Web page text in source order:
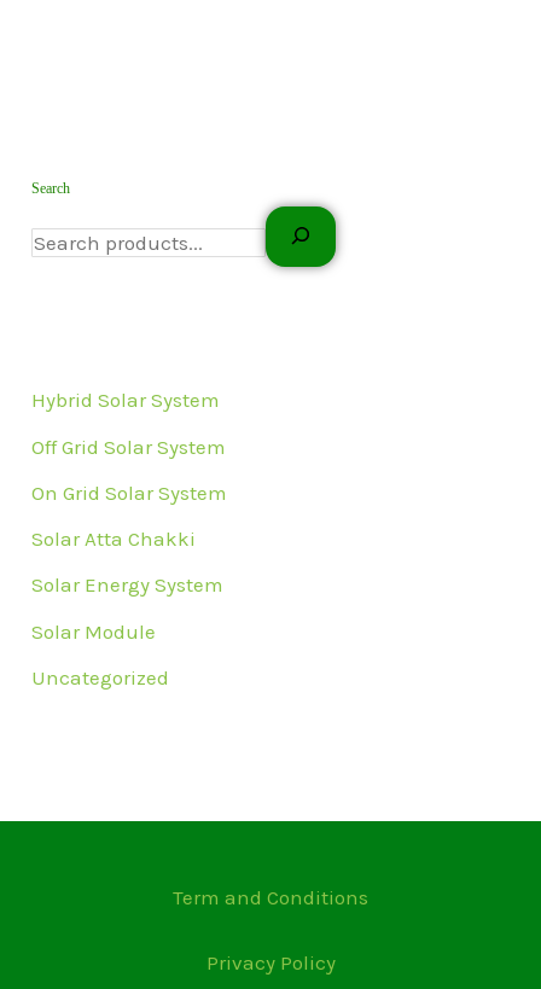
Search
Hybrid Solar System
Off Grid Solar System
On Grid Solar System
Solar Atta Chakki
Solar Energy System
Solar Module
Uncategorized
Term and Conditions
Privacy Policy